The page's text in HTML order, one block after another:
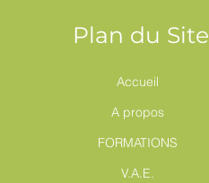
Plan du Site
Accueil
A propos
FORMATIONS
V.A.E.